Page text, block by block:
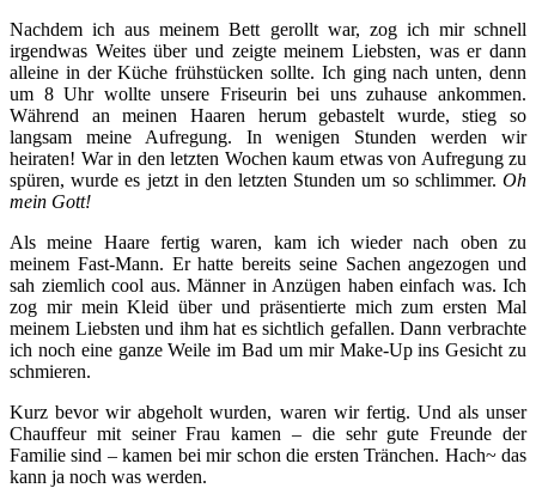
Nachdem ich aus meinem Bett gerollt war, zog ich mir schnell
irgendwas Weites über und zeigte meinem Liebsten, was er dann
alleine in der Küche frühstücken sollte. Ich ging nach unten, denn
um 8 Uhr wollte unsere Friseurin bei uns zuhause ankommen.
Während an meinen Haaren herum gebastelt wurde, stieg so
langsam meine Aufregung. In wenigen Stunden werden wir
heiraten! War in den letzten Wochen kaum etwas von Aufregung zu
spüren, wurde es jetzt in den letzten Stunden um so schlimmer. Oh
mein Gott!
Als meine Haare fertig waren, kam ich wieder nach oben zu
meinem Fast-Mann. Er hatte bereits seine Sachen angezogen und
sah ziemlich cool aus. Männer in Anzügen haben einfach was. Ich
zog mir mein Kleid über und präsentierte mich zum ersten Mal
meinem Liebsten und ihm hat es sichtlich gefallen. Dann verbrachte
ich noch eine ganze Weile im Bad um mir Make-Up ins Gesicht zu
schmieren.
Kurz bevor wir abgeholt wurden, waren wir fertig. Und als unser
Chauffeur mit seiner Frau kamen – die sehr gute Freunde der
Familie sind – kamen bei mir schon die ersten Tränchen. Hach~ das
kann ja noch was werden.